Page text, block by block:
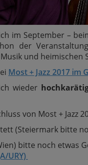
im September –
der
und heimischen
Most + Jazz 2017 im
wieder
von Most + Jazz
(Steiermark bitte
bitte noch etwas
URY)